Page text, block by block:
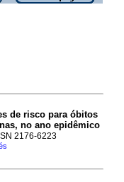
de risco para óbitos
no ano epidêmico
2176-6223